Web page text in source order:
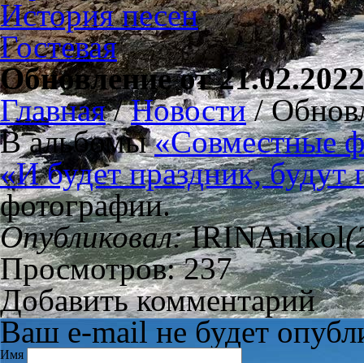
История песен
Гостевая
Обновление от 21.02.2022
Главная/Новости/
В альбомы«Совместные
«И будет праздник,
фотографии.
Опубликовал:IRINAnikol
Просмотров: 237
Добавить комментарий
Ваш e-mail не будет
Имя